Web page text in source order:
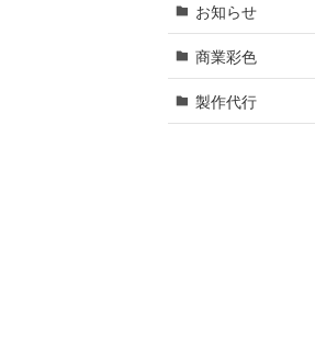
お知らせ
商業彩色
製作代行